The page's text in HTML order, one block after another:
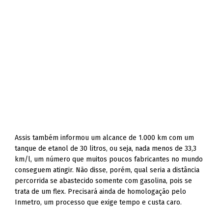
Assis também informou um alcance de 1.000 km com um
tanque de etanol de 30 litros, ou seja, nada menos de 33,3
km/l, um número que muitos poucos fabricantes no mundo
conseguem atingir. Não disse, porém, qual seria a distância
percorrida se abastecido somente com gasolina, pois se
trata de um flex. Precisará ainda de homologação pelo
Inmetro, um processo que exige tempo e custa caro.